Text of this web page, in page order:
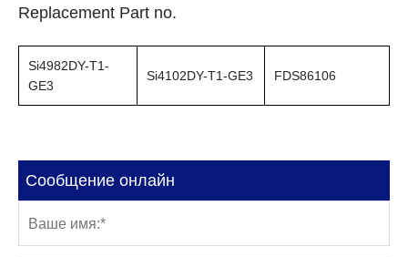
Replacement Part no.
Si4982DY-T1-
GE3
Si4102DY-T1-GE3 FDS86106
Сообщение онлайн